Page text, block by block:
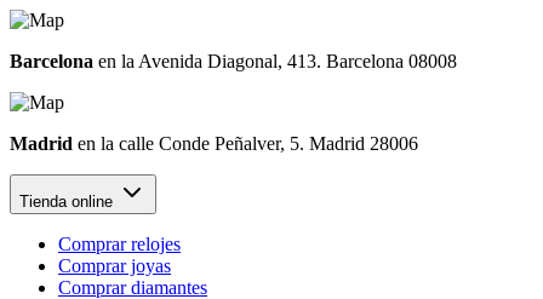
Barcelona en la Avenida Diagonal, 413. Barcelona 08008
Madrid en la calle Conde Peñalver, 5. Madrid 28006
Tienda online
Comprar relojes
Comprar joyas
Comprar diamantes